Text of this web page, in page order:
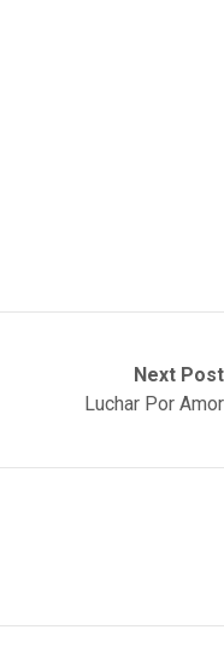
Next Post
Luchar Por Amor